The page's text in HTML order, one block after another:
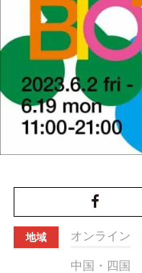
地域 オンライン
中国・四国